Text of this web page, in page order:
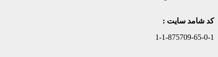
کد شامد سایت :
1-1-875709-65-0-1